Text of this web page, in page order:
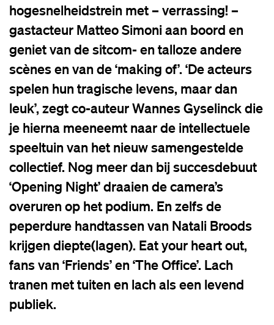
hogesnelheidstrein met – verrassing! –
gastacteur Matteo Simoni aan boord en
geniet van de sitcom- en talloze andere
scènes en van de ‘making of’. ‘De acteurs
spelen hun tragische levens, maar dan
leuk’, zegt co-auteur Wannes Gyselinck die
je hierna meeneemt naar de intellectuele
speeltuin van het nieuw samengestelde
collectief. Nog meer dan bij succesdebuut
‘Opening Night’ draaien de camera’s
overuren op het podium. En zelfs de
peperdure handtassen van Natali Broods
krijgen diepte(lagen). Eat your heart out,
fans van ‘Friends’ en ‘The Office’. Lach
tranen met tuiten en lach als een levend
publiek.